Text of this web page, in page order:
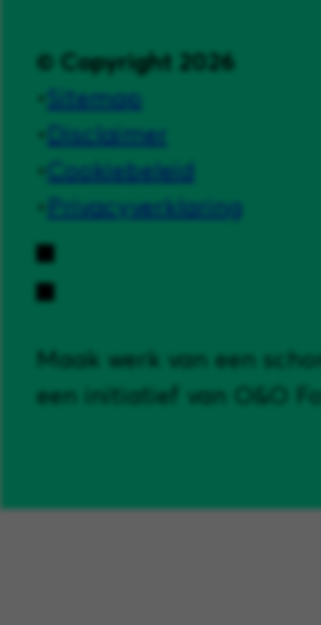
© Copyright 2026
Sitemap
Disclaimer
Cookiebeleid
Privacyverklaring
Maak werk van een
een initiatief van O&O